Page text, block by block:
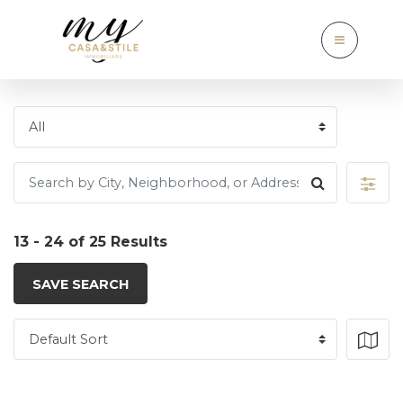
13 - 24 of 25 Results
SAVE SEARCH